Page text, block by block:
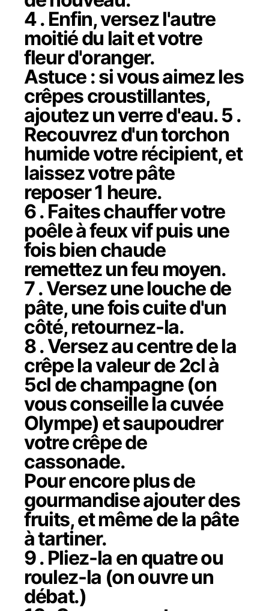
4 . Enfin, versez l'autre
moitié du lait et votre
fleur d'oranger.
Astuce : si vous aimez les
crêpes croustillantes,
ajoutez un verre d'eau. 5 .
Recouvrez d'un torchon
humide votre récipient, et
laissez votre pâte
reposer 1 heure.
6 . Faites chauffer votre
poêle à feux vif puis une
fois bien chaude
remettez un feu moyen.
7 . Versez une louche de
pâte, une fois cuite d'un
côté, retournez-la.
8 . Versez au centre de la
crêpe la valeur de 2cl à
5cl de champagne (on
vous conseille la cuvée
Olympe) et saupoudrer
votre crêpe de
cassonade.
Pour encore plus de
gourmandise ajouter des
fruits, et même de la pâte
à tartiner.
9 . Pliez-la en quatre ou
roulez-la (on ouvre un
débat.)